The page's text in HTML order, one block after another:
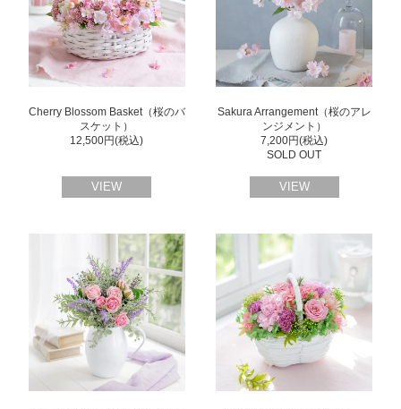
Cherry Blossom Basket（桜のバ
スケット）
12,500円(税込)
VIEW
Sakura Arrangement（桜のアレ
ンジメント）
7,200円(税込)
SOLD OUT
VIEW